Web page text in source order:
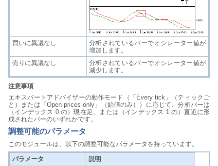
買いに異議なし
分析されているバーでオシレーター値が
増加します。
売りに異議なし
分析されているバーでオシレーター値が
減少します。
注意事項
エキスパートアドバイザーの動作モード（「Every tick」（ティックご
と）または「Open prices only」（始値のみ））に応じて、分析バーは
（インデックス 0 の）現在足、または（インデックス 1 の）直近に形
成されたバーのいずれかです。
調整可能のパラメータ
このモジュールは、以下の調整可能なパラメータを持っています。
パラメータ
説明